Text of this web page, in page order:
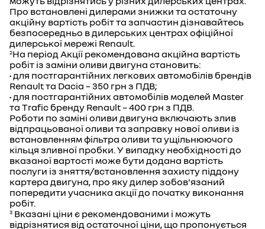
Про встановлені дилерами знижки та остаточну
акційну вартість робіт та запчастин дізнавайтесь
безпосередньо в дилерських центрах офіційної
дилерської мережі Renault.
2На період Акції рекомендована акційна вартість
робіт із заміни оливи двигуна становить:
• для постгарантійних легкових автомобілів брендів
Renault та Dacia – 350 грн з ПДВ;
• для постгарантійних автомобілів моделей Master
та Trafic бренду Renault – 400 грн з ПДВ.
Роботи по заміні оливи двигуна включають злив
відпрацьованої оливи та заправку нової оливи із
встановленням фільтра оливи та ущільнюючого
кільця зливної пробки. У випадку необхідності до
вказаної вартості може бути додана вартість
послуги із зняття/встановлення захисту піддону
картера двигуна, про яку дилер зобов'язаний
попередити учасника акції до початку виконання
робіт.
3 Вказані ціни є рекомендованими і можуть
відрізнятися від остаточної ціни, що пропонується